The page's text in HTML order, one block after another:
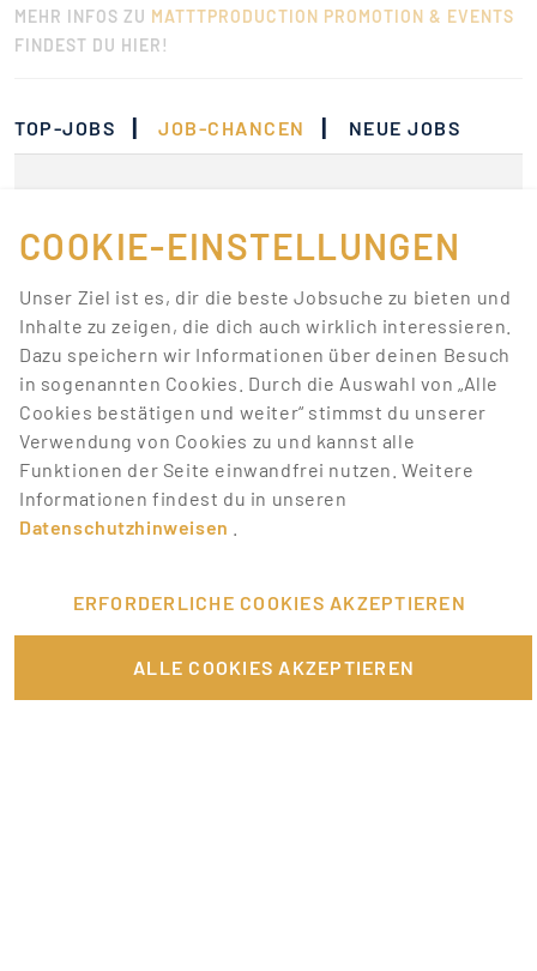
MEHR INFOS ZU MATTTPRODUCTION PROMOTION & EVENTS
FINDEST DU HIER!
TOP-JOBS | JOB-CHANCEN | NEUE JOBS
Jobs, die deinen
Suchkriterien
entsprechen.
Lass dich über neue Job-Chancen zu deiner Suche
mit Job-Alerts automatisch informieren!
JOB-ALERT ERSTELLEN
COOKIE-EINSTELLUNGEN
Unser Ziel ist es, dir die beste Jobsuche zu bieten und
Inhalte zu zeigen, die dich auch wirklich interessieren.
Dazu speichern wir Informationen über deinen Besuch
in sogenannten Cookies. Durch die Auswahl von „Alle
Cookies bestätigen und weiter“ stimmst du unserer
Verwendung von Cookies zu und kannst alle
Funktionen der Seite einwandfrei nutzen. Weitere
Informationen findest du in unseren
Datenschutzhinweisen
ERFORDERLICHE COOKIES AKZEPTIEREN
ALLE COOKIES AKZEPTIEREN